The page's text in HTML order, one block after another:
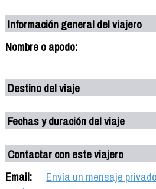
Información general del viajero
Nombre o apodo:
Destino del viaje
Fechas y duración del viaje
Contactar con este viajero
Email:
Envía un mensaje